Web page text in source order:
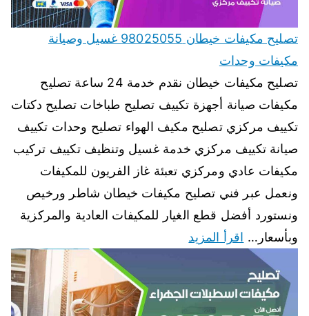
تصليح مكيفات خيطان 98025055 غسيل وصيانة
مكيفات وحدات
تصليح مكيفات خيطان نقدم خدمة 24 ساعة تصليح
مكيفات صيانة أجهزة تكييف تصليح طباخات تصليح دكتات
تكييف مركزي تصليح مكيف الهواء تصليح وحدات تكييف
صيانة تكييف مركزي خدمة غسيل وتنظيف تكييف تركيب
مكيفات عادي ومركزي تعبئة غاز الفريون للمكيفات
ونعمل عبر فني تصليح مكيفات خيطان شاطر ورخيص
ونستورد أفضل قطع الغيار للمكيفات العادية والمركزية
وبأسعار… اقرأ المزيد